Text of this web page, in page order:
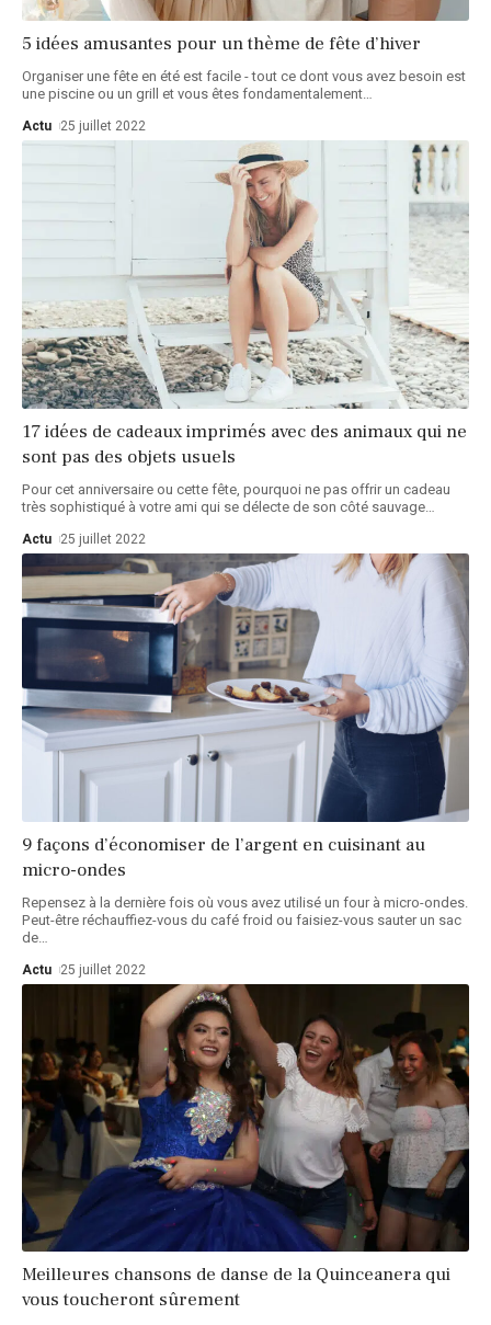
5 idées amusantes pour un thème de fête d’hiver
Organiser une fête en été est facile - tout ce dont vous avez besoin est
une piscine ou un grill et vous êtes fondamentalement…
Actu 25 juillet 2022
17 idées de cadeaux imprimés avec des animaux qui ne
sont pas des objets usuels
Pour cet anniversaire ou cette fête, pourquoi ne pas offrir un cadeau
très sophistiqué à votre ami qui se délecte de son côté sauvage…
Actu 25 juillet 2022
9 façons d’économiser de l’argent en cuisinant au
micro-ondes
Repensez à la dernière fois où vous avez utilisé un four à micro-ondes.
Peut-être réchauffiez-vous du café froid ou faisiez-vous sauter un sac
de…
Actu 25 juillet 2022
Meilleures chansons de danse de la Quinceanera qui
vous toucheront sûrement